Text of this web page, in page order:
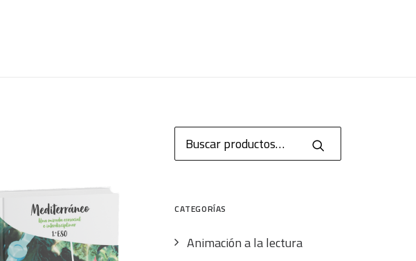
Buscar
por:
CATEGORÍAS
Animación a la lectura